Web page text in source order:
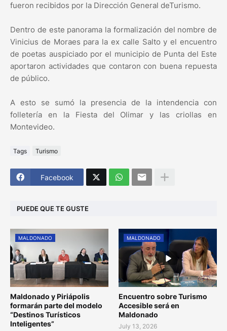
fueron recibidos por la Dirección General deTurismo.
Dentro de este panorama la formalización del nombre de
Vinicius de Moraes para la ex calle Salto y el encuentro
de poetas auspiciado por el municipio de Punta del Este
aportaron actividades que contaron con buena repuesta
de público.
A esto se sumó la presencia de la intendencia con
folletería en la Fiesta del Olimar y las criollas en
Montevideo.
Tags Turismo
Facebook
PUEDE QUE TE GUSTE
MALDONADO
Maldonado y Piriápolis
formarán parte del modelo
“Destinos Turísticos
Inteligentes”
MALDONADO
Encuentro sobre Turismo
Accesible será en
Maldonado
July 13, 2026